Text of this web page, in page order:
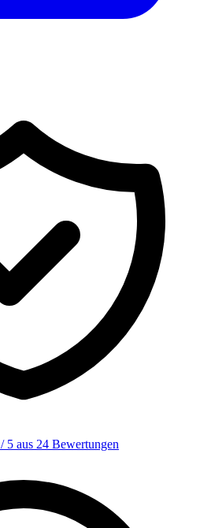
/ 5 aus 24 Bewertungen